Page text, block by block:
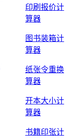
印刷报价计
算器
图书装箱计
算器
纸张令重换
算器
开本大小计
算器
书籍印张计